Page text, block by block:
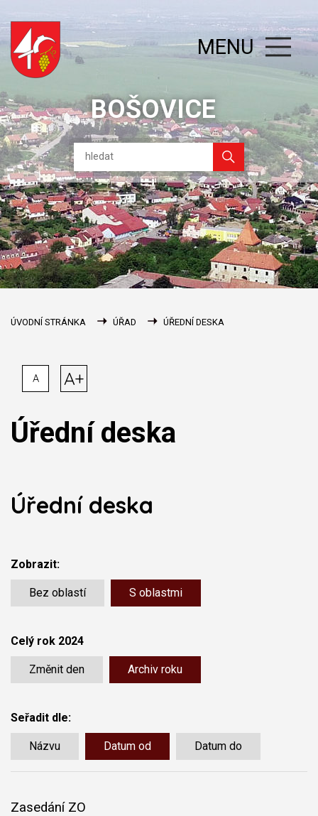
BOŠOVICE
MENU
ÚVODNÍ STRÁNKA ÚŘAD ÚŘEDNÍ DESKA
A A+
Úřední deska
Úřední deska
Zobrazit:
Bez oblastí S oblastmi
Celý rok 2024
Změnit den Archiv roku
Seřadit dle:
Názvu Datum od Datum do
Zasedání ZO